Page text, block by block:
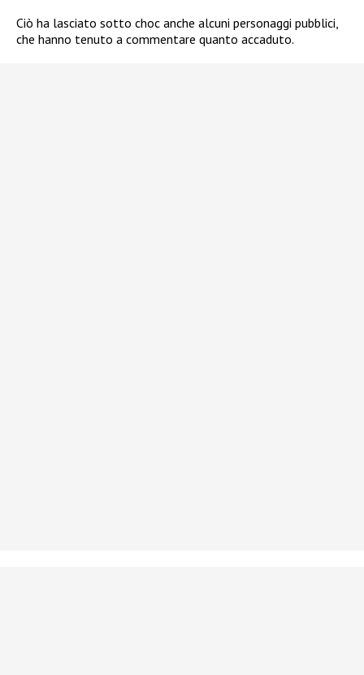
Ciò ha lasciato sotto choc anche alcuni personaggi pubblici,
che hanno tenuto a commentare quanto accaduto.